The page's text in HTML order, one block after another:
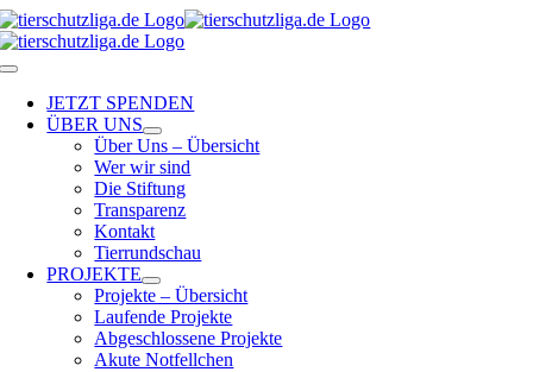
Skip
to
content
Toggle
NavigationJETZT SPENDEN
ÜBER UNS
Über Uns – Übersicht
Wer wir sind
Die Stiftung
Transparenz
Kontakt
Tierrundschau
PROJEKTE
Projekte – Übersicht
Laufende Projekte
Abgeschlossene Projekte
Akute Notfellchen